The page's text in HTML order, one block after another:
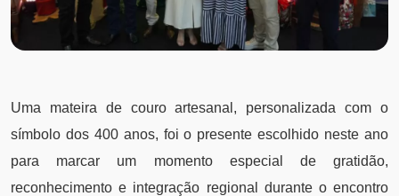
Uma mateira de couro artesanal, personalizada com o
símbolo dos 400 anos, foi o presente escolhido neste ano
para marcar um momento especial de gratidão,
reconhecimento e integração regional durante o encontro